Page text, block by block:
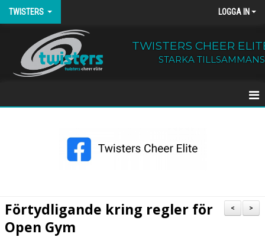
TWISTERS LOGGA IN
TWISTERS CHEER
STARKA TILLSAMMANS
KALENDER
>
<
Förtydligande kring regler för
Open Gym